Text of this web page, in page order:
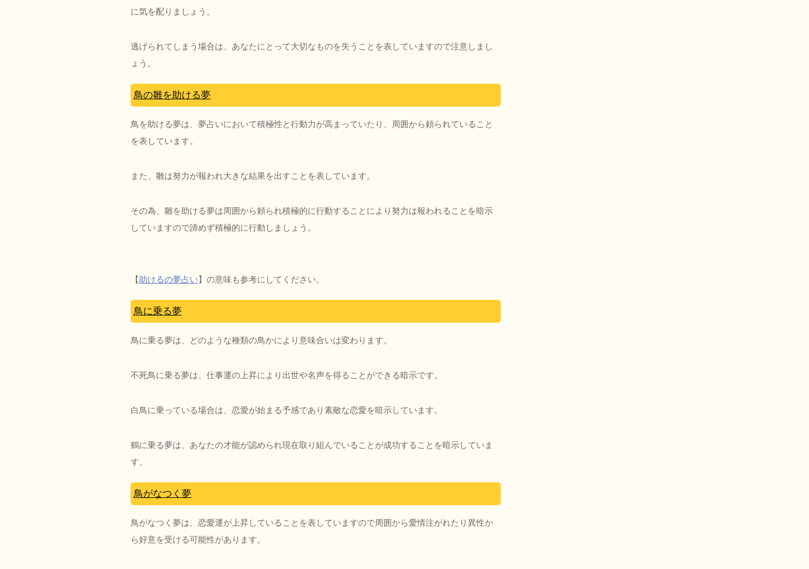
に気を配りましょう。
逃げられてしまう場合は、あなたにとって大切なものを失うことを表していますので注意しまし
ょう。
鳥の雛を助ける夢
鳥を助ける夢は、夢占いにおいて積極性と行動力が高まっていたり、周囲から頼られていること
を表しています。
また、雛は努力が報われ大きな結果を出すことを表しています。
その為、雛を助ける夢は周囲から頼られ積極的に行動することにより努力は報われることを暗示
していますので諦めず積極的に行動しましょう。
【助けるの夢占い】の意味も参考にしてください。
鳥に乗る夢
鳥に乗る夢は、どのような種類の鳥かにより意味合いは変わります。
不死鳥に乗る夢は、仕事運の上昇により出世や名声を得ることができる暗示です。
白鳥に乗っている場合は、恋愛が始まる予感であり素敵な恋愛を暗示しています。
鶴に乗る夢は、あなたの才能が認められ現在取り組んでいることが成功することを暗示していま
す。
鳥がなつく夢
鳥がなつく夢は、恋愛運が上昇していることを表していますので周囲から愛情注がれたり異性か
ら好意を受ける可能性があります。